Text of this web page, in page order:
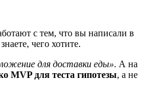
с тем, что вы написали в
чего хотите.
для доставки еды». А на
MVP для теста гипотезы, а не